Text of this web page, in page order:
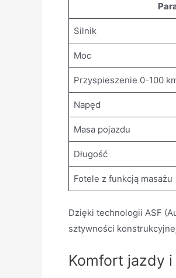
Silnik
Moc
Przyspieszenie 0-100
Napęd
Masa pojazdu
Długość
Fotele z funkcją masażu
Dzięki technologii ASF
sztywności
Komfort jazdy